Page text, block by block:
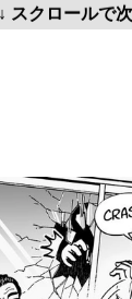
↓ スクロールで